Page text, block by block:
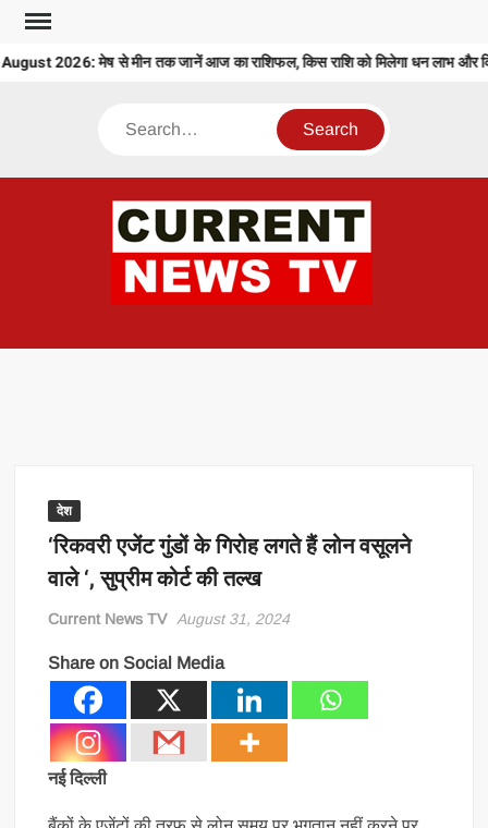
Skip
content2026: मेष से मीन तक जानें आज का राशिफल, किस राशि को मिलेगा धन लाभ और किसे
Search
देश
‘रिकवरी एजेंट गुंडों के गिरोह लगते हैं लोन वसूलने
वाले ‘, सुप्रीम कोर्ट की तल्ख
Current News TV August 31, 2024
Share on Social Media
नई दिल्ली